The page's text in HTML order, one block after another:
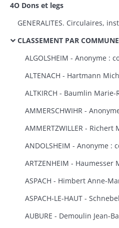
4O Dons et legs
CLASSEMENT PAR COMMUNE